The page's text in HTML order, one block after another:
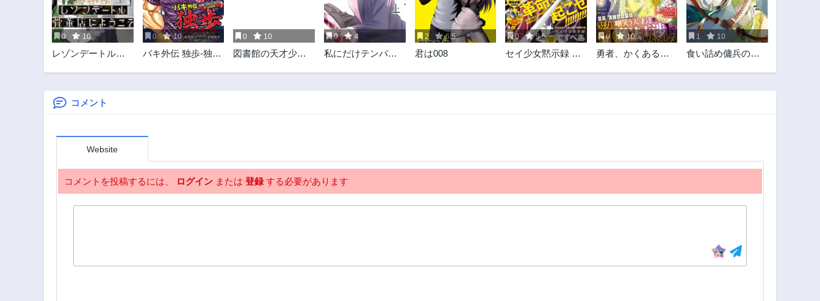
0 10
レゾンデートル骨
0 10
バキ外伝 独歩-独り
0 10
図書館の天才少女
国を救います!～
0 4
私にだけテンパる
2 6.5
君は008
0 9.5
セイ少女黙示録 で
0 10
勇者、かくあるべ
奪って操る【魔法
1 10
食い詰め傭兵の幻
コメント
Website
コメントを投稿するには、 ログイン または 登録する必要があります